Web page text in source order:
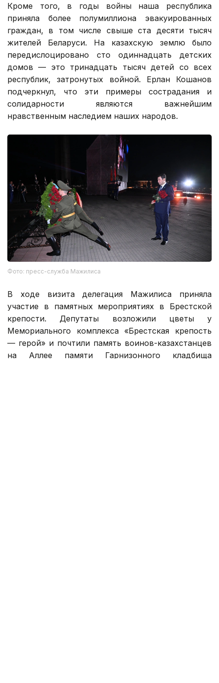
Кроме того, в годы войны наша республика
приняла более полумиллиона эвакуированных
граждан, в том числе свыше ста десяти тысяч
жителей Беларуси. На казахскую землю было
передислоцировано сто одиннадцать детских
домов — это тринадцать тысяч детей со всех
республик, затронутых войной. Ерлан Кошанов
подчеркнул, что эти примеры сострадания и
солидарности являются важнейшим
нравственным наследием наших народов.
Фото: пресс-служба Мажилиса
В ходе визита делегация Мажилиса приняла
участие в памятных мероприятиях в Брестской
крепости. Депутаты возложили цветы у
Мемориального комплекса «Брестская крепость
— герой» и почтили память воинов-казахстанцев
на Аллее памяти Гарнизонного кладбища